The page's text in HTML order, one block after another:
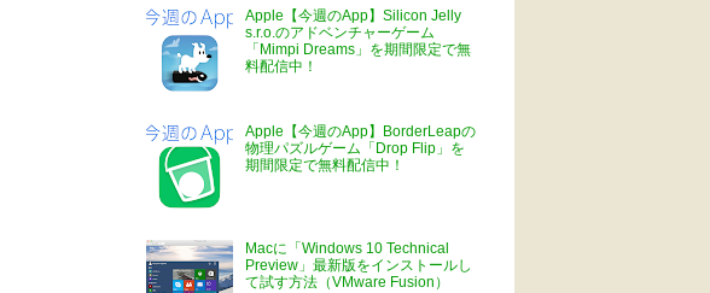
Apple【今週のApp】Silicon Jelly
s.r.o.のアドベンチャーゲーム
「Mimpi Dreams」を期間限定で無
料配信中！
Apple【今週のApp】BorderLeapの
物理パズルゲーム「Drop Flip」を
期間限定で無料配信中！
Macに「Windows 10 Technical
Preview」最新版をインストールし
て試す方法（VMware Fusion）